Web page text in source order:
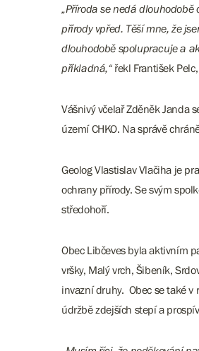
„Příroda se nedá
přírody vpřed. Těší mne, že
dlouhodobě spolupracuje a
příkladná,“řekl František
Vášnivý včelař Zděněk Janda
území CHKO. Na správě
Geolog Vlastislav Vlačiha je
ochrany přírody. Se svým
středohoří.
Obec Libčeves byla aktivním
vršky, Malý vrch, Šibeník,
invazní druhy. Obec se také
údržbě zdejších stepí a